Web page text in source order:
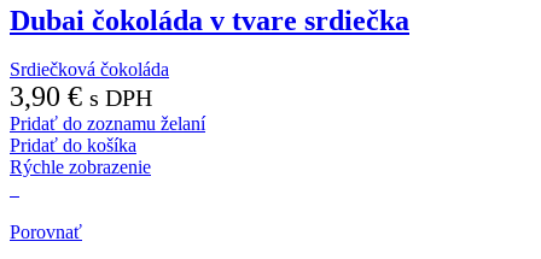
Dubai čokoláda v tvare srdiečka
Srdiečková čokoláda
3,90 € s DPH
Pridať do zoznamu želaní
Pridať do košíka
Rýchle zobrazenie
Porovnať